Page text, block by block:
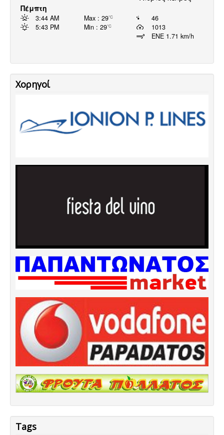
Πέμπτη
3:44 AM
5:43 PM
Max : 29°C
Min : 29°C
46
1013
ENE 1.71 km/h
Χορηγοί
Tags